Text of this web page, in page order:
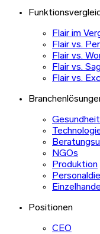
Flair im
Flair vs.
Flair vs.
Flair vs.
Flair vs.
NGOs
Produktion
Positionen
CEO